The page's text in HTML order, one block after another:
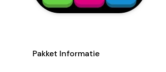
Pakket Informatie